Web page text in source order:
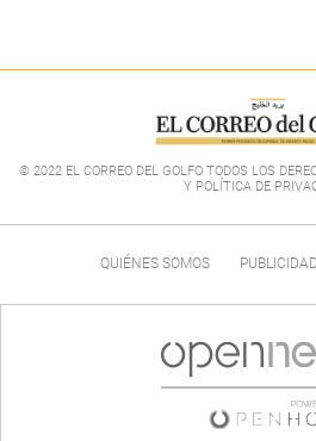
© 2022 EL CORREO DEL GOLFO TODOS LOS
Y POLÍTICA DE
QUIÉNES SOMOS PUBLICIDAD